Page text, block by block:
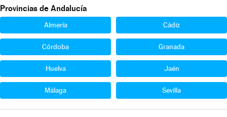
Provincias de Andalucía
Almería Cádiz
Córdoba Granada
Huelva Jaén
Málaga Sevilla